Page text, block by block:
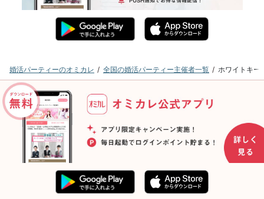
婚活パーティーのオミカレ 全国の婚活パーティー主催者一覧 ホワイトキー